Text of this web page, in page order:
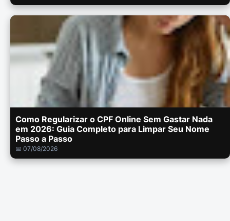
Como Regularizar o CPF Online Sem Gastar Nada
em 2026: Guia Completo para Limpar Seu Nome
Passo a Passo
📅 07/08/2026